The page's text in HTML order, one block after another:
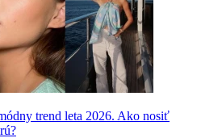
trend leta 2026. Ako nosiť